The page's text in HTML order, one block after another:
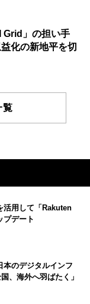
Grid」の担い手
化の新地平を切
覧
活用して「Rakuten
プデート
本のデジタルインフ
、海外へ羽ばたく」